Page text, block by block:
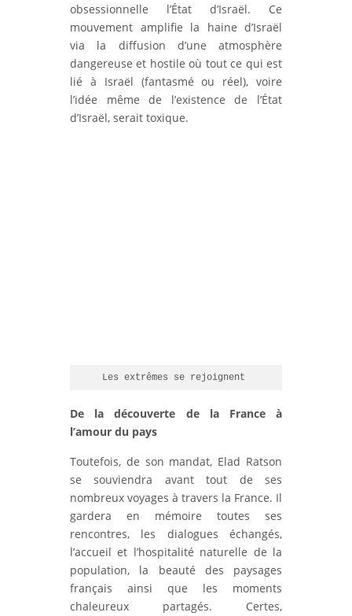
obsessionnelle l’État d’Israël. Ce
mouvement amplifie la haine d’Israël
via la diffusion d’une atmosphère
dangereuse et hostile où tout ce qui est
lié à Israël (fantasmé ou réel), voire
l’idée même de l’existence de l’État
d’Israël, serait toxique.
Les extrêmes se rejoignent
De la découverte de la France à
l’amour du pays
Toutefois, de son mandat, Elad Ratson
se souviendra avant tout de ses
nombreux voyages à travers la France. Il
gardera en mémoire toutes ses
rencontres, les dialogues échangés,
l’accueil et l’hospitalité naturelle de la
population, la beauté des paysages
français ainsi que les moments
chaleureux partagés. Certes,